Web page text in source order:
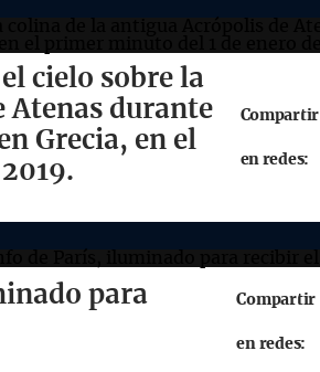
cielo sobre la
Atenas durante
Grecia, en el
Compartir
en redes:
para
Compartir
en redes: